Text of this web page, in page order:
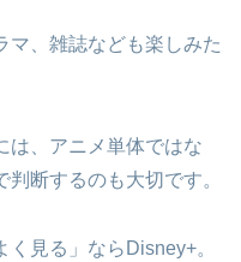
マ、雑誌なども楽しみた
は、アニメ単体ではな
断するのも大切です。
く見る」ならDisney+。